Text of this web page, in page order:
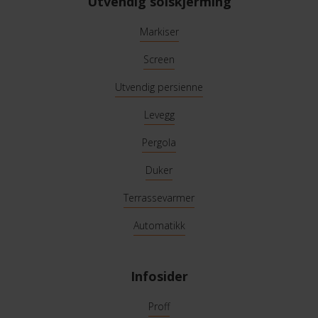
Markiser
Screen
Utvendig persienne
Levegg
Pergola
Duker
Terrassevarmer
Automatikk
Infosider
Proff